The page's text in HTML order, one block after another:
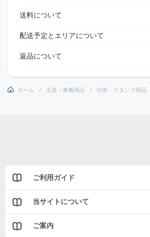
送料について
配送予定とエリアについて
返品について
ホーム 文具・事務用品 印章・スタンプ用品
ご利用ガイド
当サイトについて
ご案内